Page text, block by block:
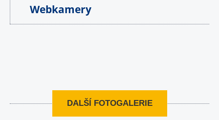
Webkamery
DALŠÍ FOTOGALERIE